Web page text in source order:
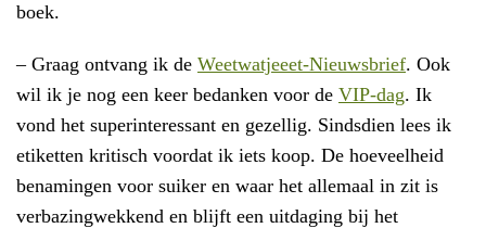
boek.
– Graag ontvang ik de Weetwatjeeet-Nieuwsbrief. Ook
wil ik je nog een keer bedanken voor de VIP-dag. Ik
vond het superinteressant en gezellig. Sindsdien lees ik
etiketten kritisch voordat ik iets koop. De hoeveelheid
benamingen voor suiker en waar het allemaal in zit is
verbazingwekkend en blijft een uitdaging bij het